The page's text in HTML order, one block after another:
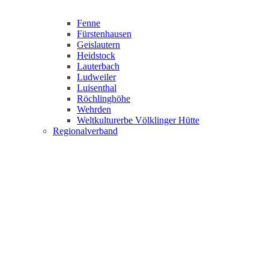
Fenne
Fürstenhausen
Geislautern
Heidstock
Lauterbach
Ludweiler
Luisenthal
Röchlinghöhe
Wehrden
Weltkulturerbe Völklinger Hütte
Regionalverband